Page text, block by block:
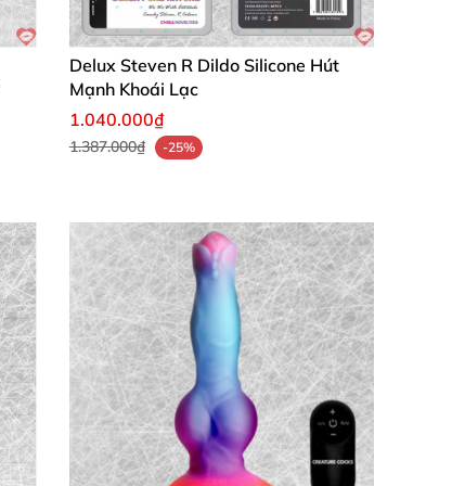
Delux Steven R Dildo Silicone Hút
Mạnh Khoái Lạc
1.040.000₫
1.387.000₫ -25%